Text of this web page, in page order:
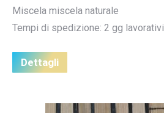
Miscela miscela naturale
Tempi di spedizione: 2 gg lavorativi
Dettagli